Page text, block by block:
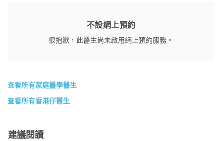
不設網上預約
很抱歉，此醫生尚未啟用網上預約服務。
查看所有家庭醫學醫生
查看所有香港仔醫生
建議閱讀